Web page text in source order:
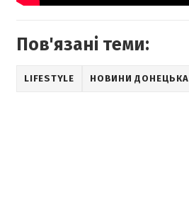
Пов'язані теми:
LIFESTYLE НОВИНИ ДОНЕЦЬКА